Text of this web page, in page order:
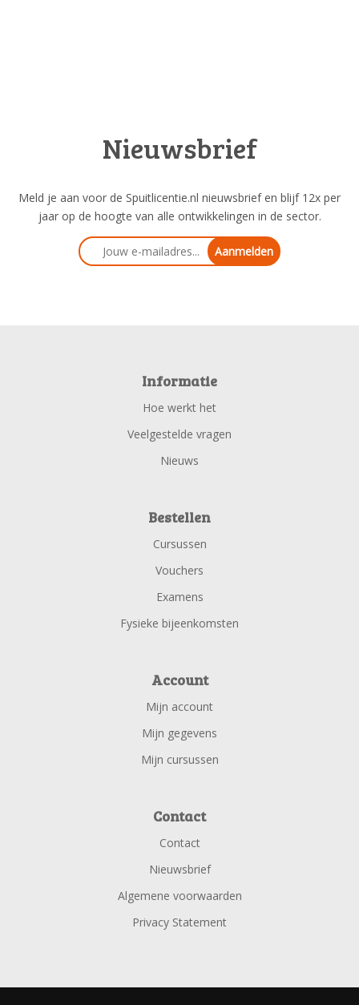
Nieuwsbrief
Meld je aan voor de Spuitlicentie.nl nieuwsbrief en blijf 12x per
jaar op de hoogte van alle ontwikkelingen in de sector.
Aanmelden
Informatie
Hoe werkt het
Veelgestelde vragen
Nieuws
Bestellen
Cursussen
Vouchers
Examens
Fysieke bijeenkomsten
Account
Mijn account
Mijn gegevens
Mijn cursussen
Contact
Contact
Nieuwsbrief
Algemene voorwaarden
Privacy Statement